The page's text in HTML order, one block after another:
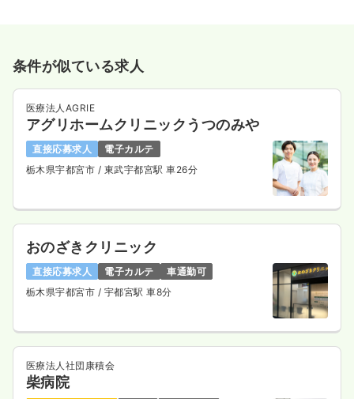
条件が似ている求人
医療法人AGRIE
アグリホームクリニックうつのみや
直接応募求人
電子カルテ
栃木県宇都宮市 / 東武宇都宮駅 車26分
おのざきクリニック
直接応募求人 電子カルテ
車通勤可
栃木県宇都宮市 / 宇都宮駅 車8分
医療法人社団康積会
柴病院